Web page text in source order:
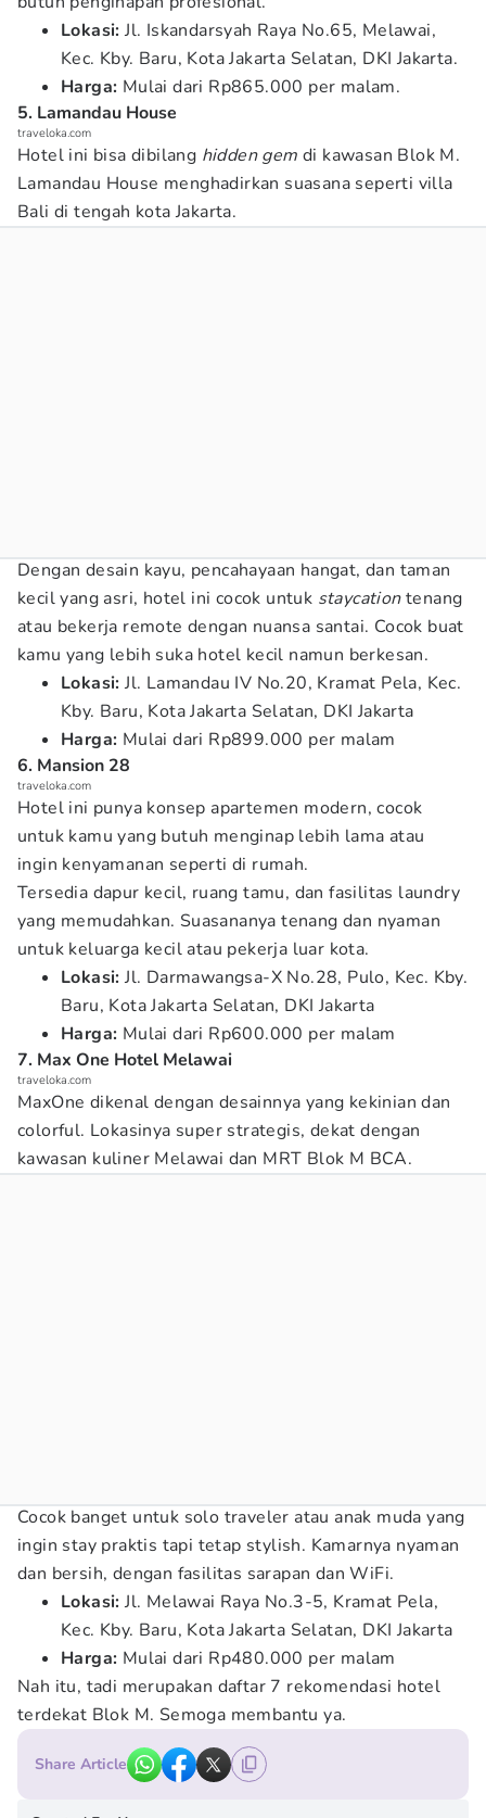
Lokasi: Jl. Iskandarsyah Raya No.65, Melawai,
Kec. Kby. Baru, Kota Jakarta Selatan, DKI Jakarta.
Harga: Mulai dari Rp865.000 per malam.
5. Lamandau House
traveloka.com
Hotel ini bisa dibilang hidden gem di kawasan Blok M.
Lamandau House menghadirkan suasana seperti villa
Bali di tengah kota Jakarta.
Dengan desain kayu, pencahayaan hangat, dan taman
kecil yang asri, hotel ini cocok untuk staycationtenang
atau bekerja remote dengan nuansa santai. Cocok buat
kamu yang lebih suka hotel kecil namun berkesan.
Lokasi: Jl. Lamandau IV No.20, Kramat Pela, Kec.
Kby. Baru, Kota Jakarta Selatan, DKI Jakarta
Harga: Mulai dari Rp899.000 per malam
6. Mansion 28
traveloka.com
Hotel ini punya konsep apartemen modern, cocok
untuk kamu yang butuh menginap lebih lama atau
ingin kenyamanan seperti di rumah.
Tersedia dapur kecil, ruang tamu, dan fasilitas laundry
yang memudahkan. Suasananya tenang dan nyaman
untuk keluarga kecil atau pekerja luar kota.
Lokasi: Jl. Darmawangsa-X No.28, Pulo, Kec. Kby.
Baru, Kota Jakarta Selatan, DKI Jakarta
Harga: Mulai dari Rp600.000 per malam
7. Max One Hotel Melawai
traveloka.com
MaxOne dikenal dengan desainnya yang kekinian dan
colorful. Lokasinya super strategis, dekat dengan
kawasan kuliner Melawai dan MRT Blok M BCA.
Cocok banget untuk solo traveler atau anak muda yang
ingin stay praktis tapi tetap stylish. Kamarnya nyaman
dan bersih, dengan fasilitas sarapan dan WiFi.
Lokasi: Jl. Melawai Raya No.3-5, Kramat Pela,
Kec. Kby. Baru, Kota Jakarta Selatan, DKI Jakarta
Harga: Mulai dari Rp480.000 per malam
Nah itu, tadi merupakan daftar 7 rekomendasi hotel
terdekat Blok M. Semoga membantu ya.
Share Article